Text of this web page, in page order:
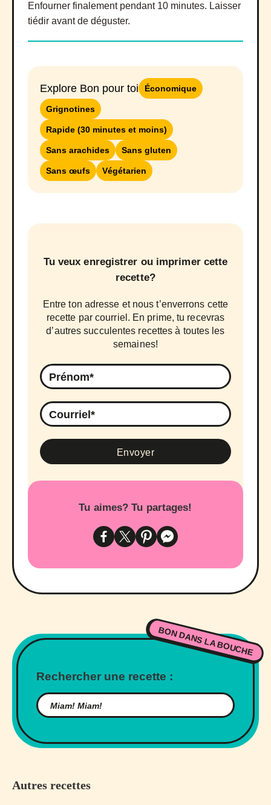
Enfourner finalement pendant 10 minutes. Laisser
tiédir avant de déguster.
Explore Bon pour toi Économique
Grignotines
Rapide (30 minutes et moins)
Sans arachides Sans gluten
Sans œufs Végétarien
Tu veux enregistrer ou imprimer cette
recette?
Entre ton adresse et nous t’enverrons cette
recette par courriel. En prime, tu recevras
d’autres succulentes recettes à toutes les
semaines!
Tu aimes? Tu partages!
BON DANS LA BOUCHE
Rechercher une recette :
Autres recettes